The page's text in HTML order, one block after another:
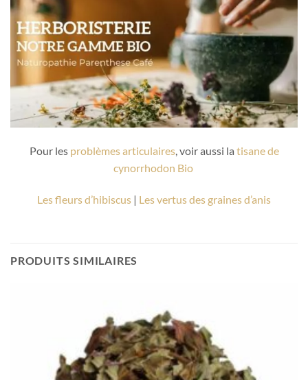
Pour les problèmes articulaires, voir aussi la tisane de
cynorrhodon Bio
Les fleurs d’hibiscus | Les vertus des graines d’anis
PRODUITS SIMILAIRES